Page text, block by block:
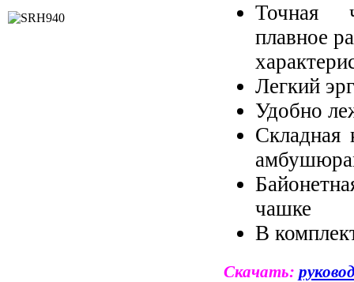
Точная
плавное
Легкий
Удобно
Складная
чашке
В
Скачать: